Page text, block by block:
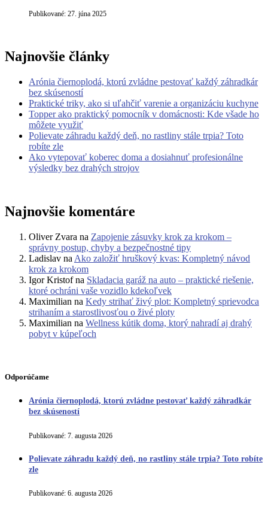
Publikované: 27. júna 2025
Najnovšie články
Arónia čiernoplodá, ktorú zvládne pestovať každý záhradkár
bez skúseností
Praktické triky, ako si uľahčiť varenie a organizáciu kuchyne
Topper ako praktický pomocník v domácnosti: Kde všade ho
môžete využiť
Polievate záhradu každý deň, no rastliny stále trpia? Toto
robíte zle
Ako vytepovať koberec doma a dosiahnuť profesionálne
výsledky bez drahých strojov
Najnovšie komentáre
Oliver Zvara na Zapojenie zásuvky krok za krokom –
správny postup, chyby a bezpečnostné tipy
Ladislav na Ako založiť hruškový kvas: Kompletný návod
krok za krokom
Igor Kristofna Skladacia garáž na auto – praktické riešenie,
ktoré ochráni vaše vozidlo kdekoľvek
Maximilian na Kedy strihať živý plot: Kompletný sprievodca
strihaním a starostlivosťou o živé ploty
Maximilian na Wellness kútik doma, ktorý nahradí aj drahý
pobyt v kúpeľoch
Odporúčame
Arónia čiernoplodá, ktorú zvládne pestovať každý záhradkár
bez skúseností
Publikované: 7. augusta 2026
Polievate záhradu každý deň, no rastliny stále trpia? Toto robíte
zle
Publikované: 6. augusta 2026